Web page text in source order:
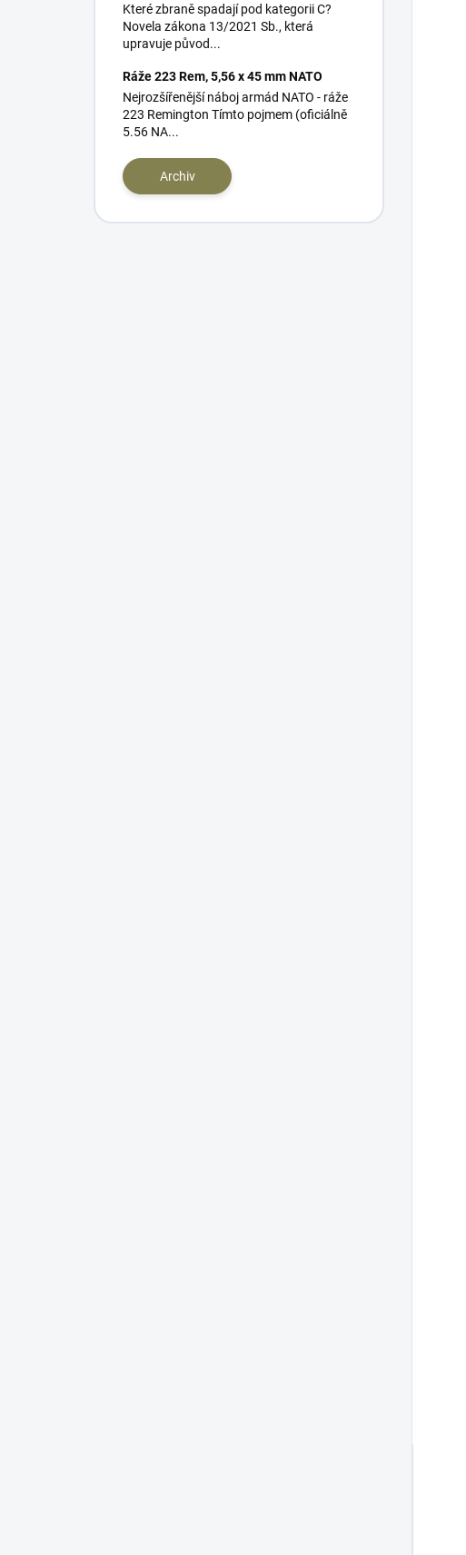
Které zbraně spadají pod kategorii C?
Novela zákona 13/2021 Sb., která
upravuje původ...
Ráže 223 Rem, 5,56 x 45 mm NATO
Nejrozšířenější náboj armád NATO - ráže
223 Remington Tímto pojmem (oficiálně
5.56 NA...
Archiv